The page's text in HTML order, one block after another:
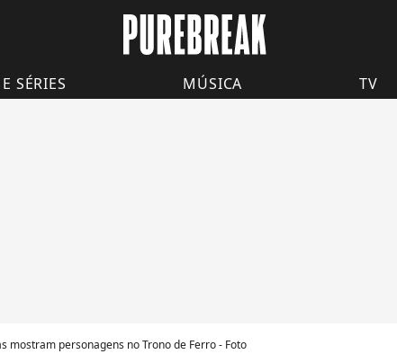
SÉRIES MÚSICA TV
mostram personagens no Trono de Ferro - Foto